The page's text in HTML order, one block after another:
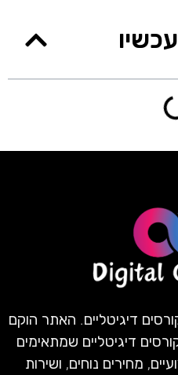
דיגיטליים. האתר הוקם
דיגיטליים שמתאימים
מחירים נוחים, ושירות